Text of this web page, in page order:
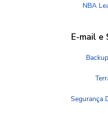
NBA
E-mail e
Segurança